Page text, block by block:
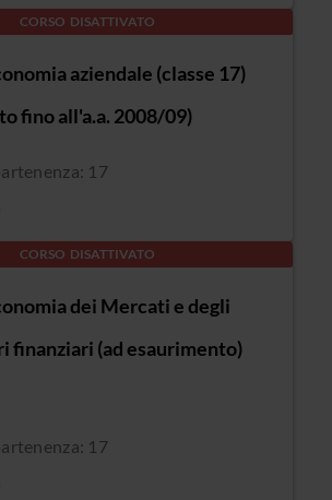
CORSO DISATTIVATO
aziendale (classe 17)
fino all'a.a. 2008/09)
17
CORSO DISATTIVATO
dei Mercati e degli
finanziari (ad esaurimento)
17